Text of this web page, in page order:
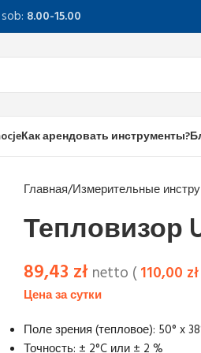
8.00-15.00
Как арендовать инструменты?
Главная Измерительные
Тепловизор
89,43 zł netto (110,00 zł
Поле зрения (тепловое): 50° x
Точность: ± 2°C или ± 2 %